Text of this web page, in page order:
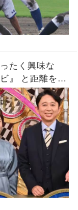
たく興味な
』 と距離を取